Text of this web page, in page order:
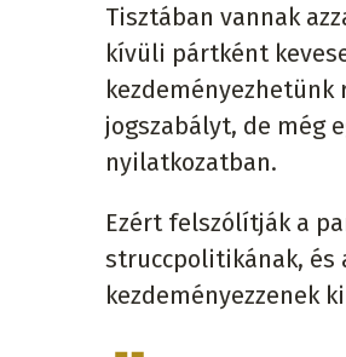
Tisztában vannak
kívüli pártként
jogszabályt, de még
nyilatkozatban.
Ezért felszólítják a
struccpolitikának, és
kezdeményezzenek